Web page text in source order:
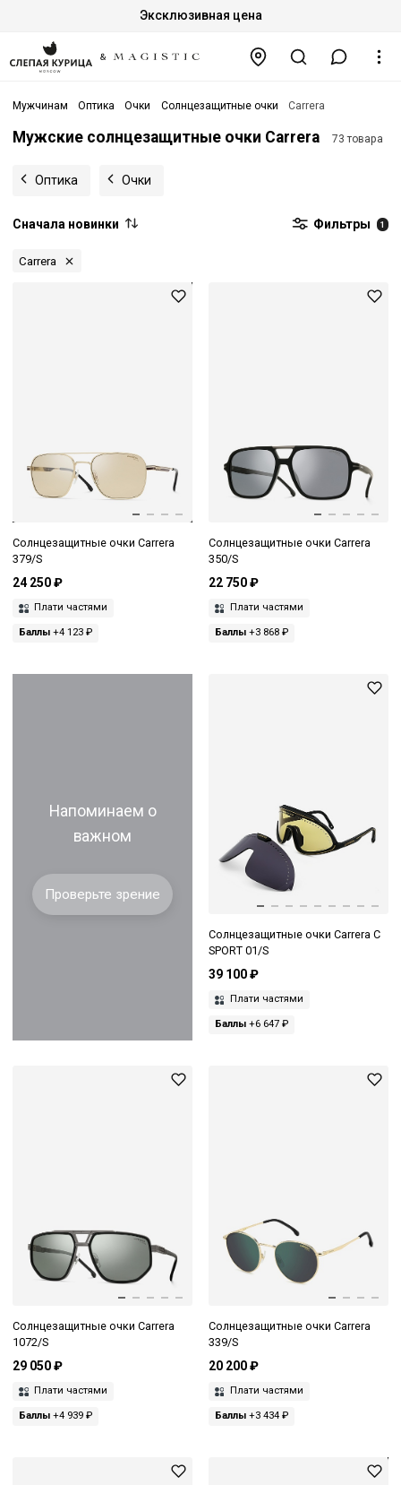
Эксклюзивная цена
Мужчинам Оптика Очки Солнцезащитные очки Carrera
Мужские солнцезащитные очки Carrera 73 товара
Оптика Очки
Сначала новинки Фильтры 1
Carrera
Солнцезащитные очки Carrera
379/S
24 250 ₽
Плати частями
Баллы +4 123 ₽
Солнцезащитные очки Carrera
350/S
22 750 ₽
Плати частями
Баллы+3 868 ₽
Напоминаем о
важном
Проверьте зрение
Солнцезащитные очки Carrera C
SPORT 01/S
39 100 ₽
Плати частями
Баллы+6 647 ₽
Солнцезащитные очки Carrera
1072/S
29 050 ₽
Плати частями
Баллы +4 939 ₽
Солнцезащитные очки Carrera
339/S
20 200 ₽
Плати частями
Баллы+3 434 ₽